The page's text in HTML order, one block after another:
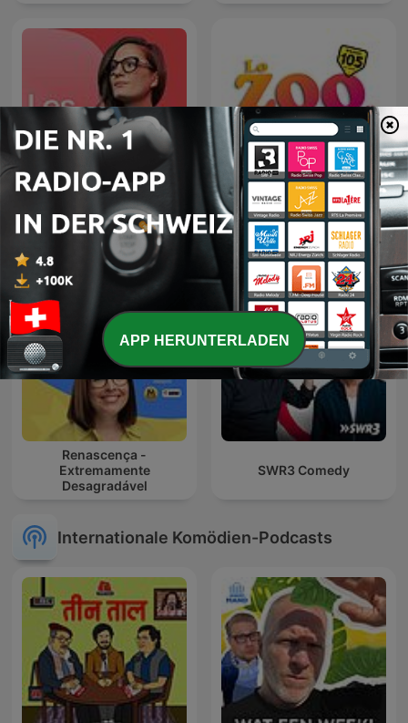
Les Dicodeurs ‐ RTS
Première
Lo Zoo di 105
Renascença -
Extremamente
Desagradável
SWR3 Comedy
Internationale Komödien-Podcasts
APP HERUNTERLADEN